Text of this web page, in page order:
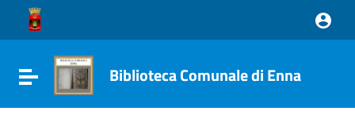
Vai ai contenuti
Vai al menu di navigazione
Vai al footer
Attiva / disattiva la navigazione
Biblioteca Comunale di Enna